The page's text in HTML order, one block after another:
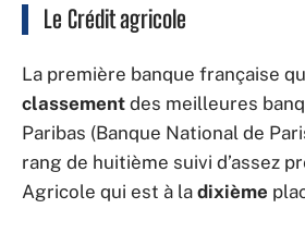
Le Crédit agricole
La première banque française
classement des meilleures
Paribas (Banque National de
rang de huitième suivi d’assez
Agricole qui est à la dixième